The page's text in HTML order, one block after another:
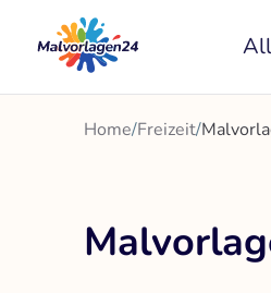
Inhalt
springen
Home/Freizeit/